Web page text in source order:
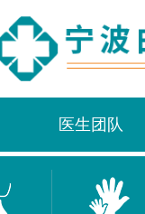
医生团队